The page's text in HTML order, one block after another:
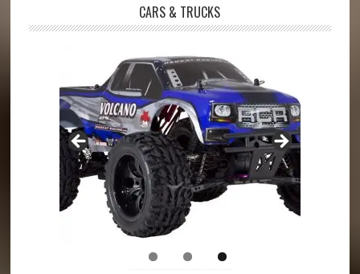
CARS & TRUCKS